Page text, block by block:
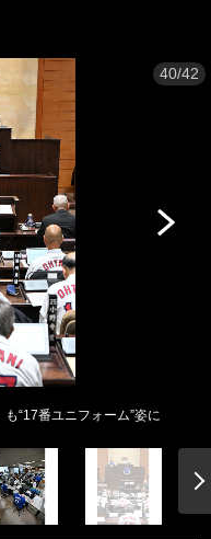
40/42
“17番ユニフォーム”姿に